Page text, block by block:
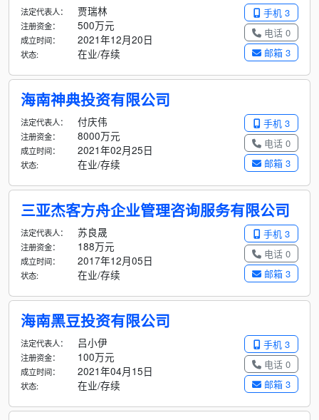
手机 3
电话 0
邮箱 3
法定代表人： 贾瑞林
注册资金： 500万元
成立时间： 2021年12月20日
状态: 在业/存续
海南神典投资有限公司
手机 3
电话 0
邮箱 3
法定代表人： 付庆伟
注册资金： 8000万元
成立时间： 2021年02月25日
状态: 在业/存续
三亚杰客方舟企业管理咨询服务有限公司
手机 3
电话 0
邮箱 3
法定代表人： 苏良晟
注册资金： 188万元
成立时间： 2017年12月05日
状态: 在业/存续
海南黑豆投资有限公司
手机 3
电话 0
邮箱 3
法定代表人： 吕小伊
注册资金： 100万元
成立时间： 2021年04月15日
状态: 在业/存续